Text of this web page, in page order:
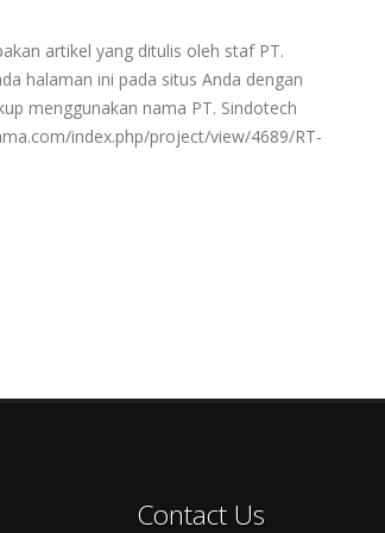
artikel yang ditulis oleh staf PT.
halaman ini pada situs Anda dengan
menggunakan nama PT. Sindotech
index.php/project/view/4689/RT-
Contact Us